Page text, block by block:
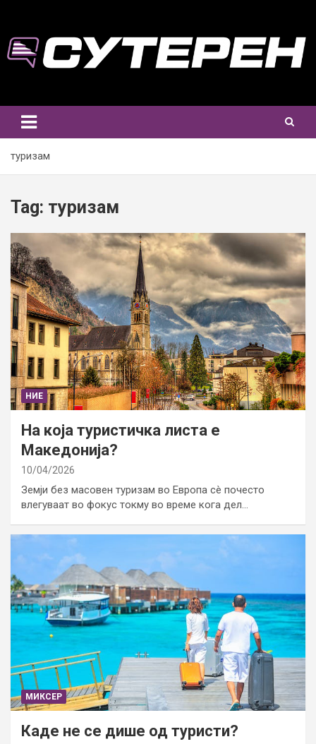
content
туризам
Tag: туризам
НИЕ
На која туристичка листа е
Македонија?
10/04/2026
Земји без масовен туризам во Европа сè почесто
влегуваат во фокус токму во време кога дел…
МИКСЕР
Каде не се дише од туристи?